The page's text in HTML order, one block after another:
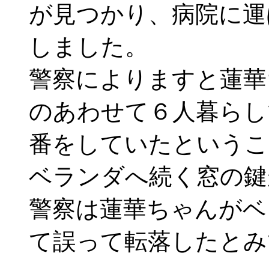
が見つかり、病院に
しました。
警察によりますと蓮
のあわせて６人暮ら
番をしていたという
ベランダへ続く窓の
警察は蓮華ちゃんが
て誤って転落したと